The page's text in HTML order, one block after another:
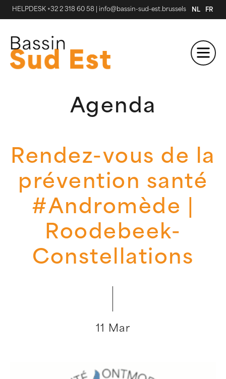
HELPDESK +32 2 318 60 58 info@bassin-sud-est.brussels NL FR
Agenda
Rendez-vous de la
prévention santé
#Andromède |
Roodebeek-
Constellations
11 Mar